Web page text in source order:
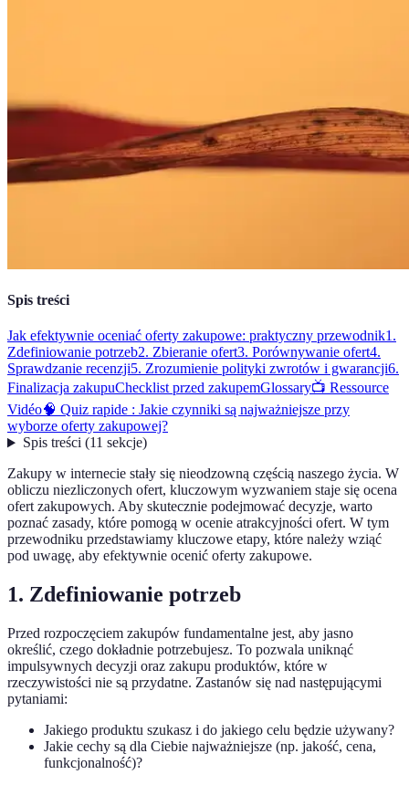
Spis treści
Jak efektywnie oceniać oferty zakupowe: praktyczny przewodnik1.
Zdefiniowanie potrzeb2. Zbieranie ofert3. Porównywanie ofert4.
Sprawdzanie recenzji5. Zrozumienie polityki zwrotów i gwarancji6.
Finalizacja zakupuChecklist przed zakupemGlossary📺 Ressource
Vidéo🧠 Quiz rapide : Jakie czynniki są najważniejsze przy
wyborze oferty zakupowej?
Spis treści(11 sekcje)
Zakupy w internecie stały się nieodzowną częścią naszego życia. W
obliczu niezliczonych ofert, kluczowym wyzwaniem staje się ocena
ofert zakupowych. Aby skutecznie podejmować decyzje, warto
poznać zasady, które pomogą w ocenie atrakcyjności ofert. W tym
przewodniku przedstawiamy kluczowe etapy, które należy wziąć
pod uwagę, aby efektywnie ocenić oferty zakupowe.
1. Zdefiniowanie potrzeb
Przed rozpoczęciem zakupów fundamentalne jest, aby jasno
określić, czego dokładnie potrzebujesz. To pozwala uniknąć
impulsywnych decyzji oraz zakupu produktów, które w
rzeczywistości nie są przydatne. Zastanów się nad następującymi
pytaniami:
Jakiego produktu szukasz i do jakiego celu będzie używany?
Jakie cechy są dla Ciebie najważniejsze (np. jakość, cena,
funkcjonalność)?